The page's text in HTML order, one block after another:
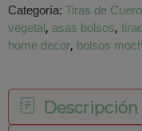
Categoría:Tiras de Cuero
vegetal asas bolsos
home decor bolsos
Descripción